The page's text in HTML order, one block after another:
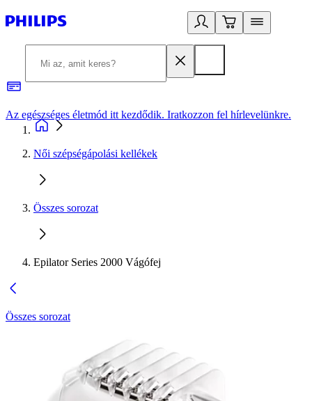
Az egészséges életmód itt kezdődik. Iratkozzon fel hírlevelünkre.
Női szépségápolási kellékek
Összes sorozat
Epilator Series 2000 Vágófej
Összes sorozat